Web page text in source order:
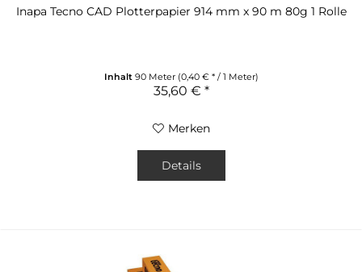
Inapa Tecno CAD Plotterpapier 914 mm x 90 m 80g 1 Rolle
Inhalt 90 Meter (0,40 € * / 1 Meter)
35,60 € *
Merken
Details